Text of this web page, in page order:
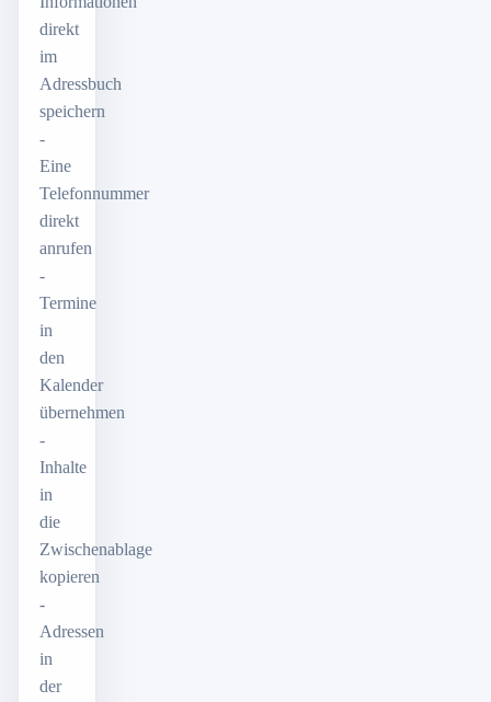
direkt
im
Adressbuch
speichern
-
Eine
Telefonnummer
direkt
anrufen
-
Termine
in
den
Kalender
übernehmen
-
Inhalte
in
die
Zwischenablage
kopieren
-
Adressen
in
der